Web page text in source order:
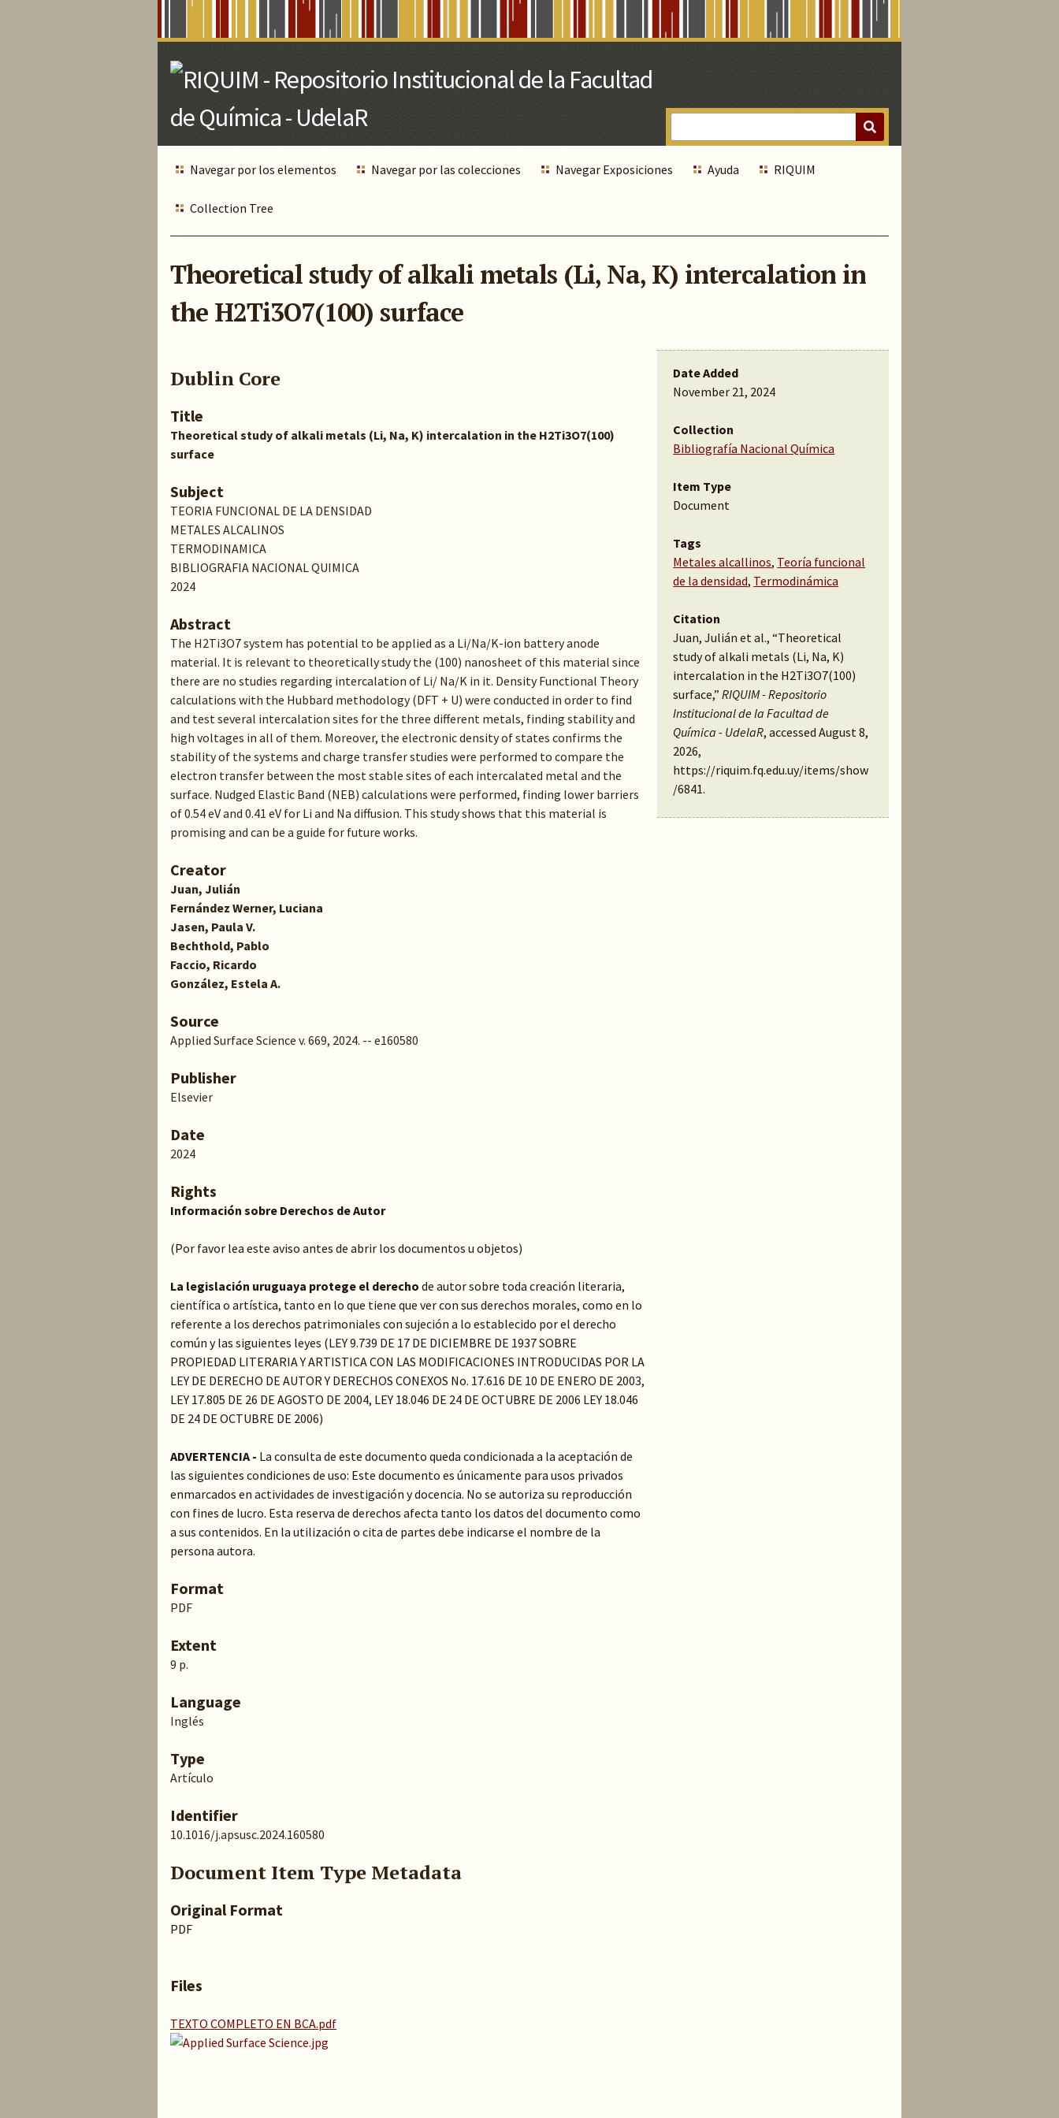
Navegar por los elementos Navegar por las colecciones Navegar Exposiciones Ayuda RIQUIM
Collection Tree
Theoretical study of alkali metals (Li, Na, K) intercalation in
the H2Ti3O7(100) surface
Dublin Core
Title
Theoretical study of alkali metals (Li, Na, K) intercalation in the H2Ti3O7(100)
surface
Subject
TEORIA FUNCIONAL DE LA DENSIDAD
METALES ALCALINOS
TERMODINAMICA
BIBLIOGRAFIA NACIONAL QUIMICA
2024
Abstract
The H2Ti3O7 system has potential to be applied as a Li/Na/K-ion battery anode
material. It is relevant to theoretically study the (100) nanosheet of this material since
there are no studies regarding intercalation of Li/ Na/K in it. Density Functional Theory
calculations with the Hubbard methodology (DFT + U) were conducted in order to find
and test several intercalation sites for the three different metals, finding stability and
high voltages in all of them. Moreover, the electronic density of states confirms the
stability of the systems and charge transfer studies were performed to compare the
electron transfer between the most stable sites of each intercalated metal and the
surface. Nudged Elastic Band (NEB) calculations were performed, finding lower barriers
of 0.54 eV and 0.41 eV for Li and Na diffusion. This study shows that this material is
promising and can be a guide for future works.
Creator
Juan, Julián
Fernández Werner, Luciana
Jasen, Paula V.
Bechthold, Pablo
Faccio, Ricardo
González, Estela A.
Source
Applied Surface Science v. 669, 2024. -- e160580
Publisher
Elsevier
Date
2024
Rights
Información sobre Derechos de Autor
(Por favor lea este aviso antes de abrir los documentos u objetos)
La legislación uruguaya protege el derecho de autor sobre toda creación literaria,
científica o artística, tanto en lo que tiene que ver con sus derechos morales, como en lo
referente a los derechos patrimoniales con sujeción a lo establecido por el derecho
común y las siguientes leyes (LEY 9.739 DE 17 DE DICIEMBRE DE 1937 SOBRE
PROPIEDAD LITERARIA Y ARTISTICA CON LAS MODIFICACIONES INTRODUCIDAS POR LA
LEY DE DERECHO DE AUTOR Y DERECHOS CONEXOS No. 17.616 DE 10 DE ENERO DE 2003,
LEY 17.805 DE 26 DE AGOSTO DE 2004, LEY 18.046 DE 24 DE OCTUBRE DE 2006 LEY 18.046
DE 24 DE OCTUBRE DE 2006)
ADVERTENCIA - La consulta de este documento queda condicionada a la aceptación de
las siguientes condiciones de uso: Este documento es únicamente para usos privados
enmarcados en actividades de investigación y docencia. No se autoriza su reproducción
con fines de lucro. Esta reserva de derechos afecta tanto los datos del documento como
a sus contenidos. En la utilización o cita de partes debe indicarse el nombre de la
persona autora.
Format
PDF
Extent
9 p.
Language
Inglés
Type
Artículo
Identifier
10.1016/j.apsusc.2024.160580
Document Item Type Metadata
Original Format
PDF
Files
TEXTO COMPLETO EN BCA.pdf
Date Added
November 21, 2024
Collection
Bibliografía Nacional Química
Item Type
Document
Tags
Metales alcallinos, Teoría funcional
de la densidad, Termodinámica
Citation
Juan, Julián et al., “Theoretical
study of alkali metals (Li, Na, K)
intercalation in the H2Ti3O7(100)
surface,”RIQUIM - Repositorio
Institucional de la Facultad de
Química - UdelaR, accessed August 8,
2026,
https://riquim.fq.edu.uy/items/show
/6841.